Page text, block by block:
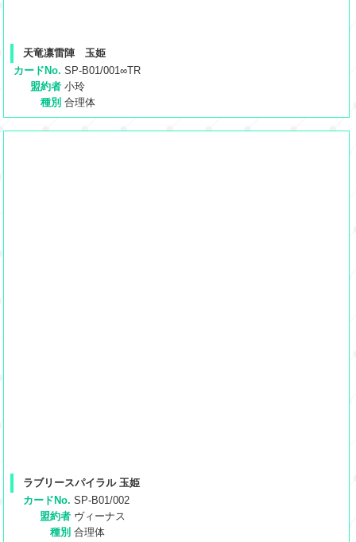
天竜凛雷陣 玉姫
カードNo. SP-B01/001∞TR
盟約者 小玲
種別 合理体
ラブリースパイラル 玉姫
カードNo. SP-B01/002
盟約者 ヴィーナス
種別 合理体